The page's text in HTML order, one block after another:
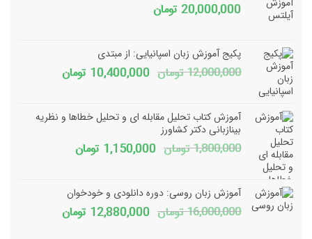
20,000,000 تومان
پکیج آموزش زبان اسپانیایی: از مبتدی
12,000,000 تومان قیمت
12,000,000 تومان
بود.
10,400,000 تومانقیمت
است.
آموزش کتاب تحلیل مقابله ای و تحلیل خطاها و نظریه
بینازبانی دکتر کشاورز
1,800,000 تومان قیمت
1,800,000 تومان
بود.
1,150,000 تومانقیمت
است.آموزش زبان روسی: دوره دانلودی و خودخوان
16,000,000 تومان قیمت
12,880,000 تومانقیمت